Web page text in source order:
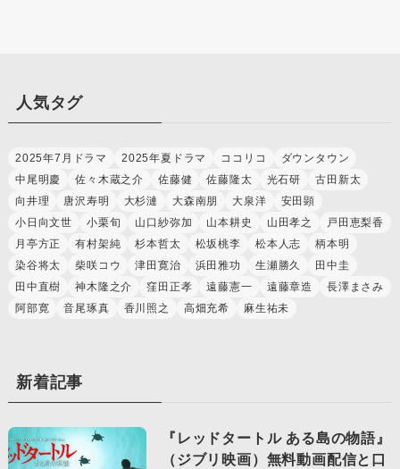
人気タグ
2025年7月ドラマ 2025年夏ドラマ ココリコ
ダウンタウン
中尾明慶
佐々木蔵之介 佐藤健 佐藤隆太 光石研
古田新太
向井理
唐沢寿明 大杉漣 大森南朋 大泉洋
安田顕
小日向文世
小栗旬 山口紗弥加 山本耕史 山田孝之
戸田恵梨香
月亭方正
有村架純 杉本哲太 松坂桃李 松本人志
柄本明
染谷将太
柴咲コウ 津田寛治 浜田雅功 生瀬勝久
田中圭
田中直樹
神木隆之介 窪田正孝 遠藤憲一 遠藤章造
長澤まさみ
阿部寛
音尾琢真 香川照之 高畑充希 麻生祐未
新着記事
『レッドタートル ある島の物語』
（ジブリ映画）無料動画配信と口